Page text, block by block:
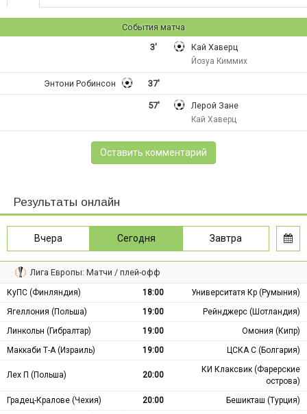
События матча
3'
Кай Хаверц
Йозуа Киммих
37'
Энтони Робинсон
57' Лерой Зане
Кай Хаверц
Оставить комментарий
Результаты онлайн
Вчера Сегодня Завтра
Лига Европы: Матчи / плей-офф
КуПС (Финляндия) 18:00
Университатя Кр (Румыния)
Ягеллония (Польша)
19:00
Рейнджерс (Шотландия)
Линкольн (Гибралтар)
19:00
Омония (Кипр)
Маккаби Т-А (Израиль)
19:00 ЦСКА С (Болгария)
Лех П (Польша) 20:00
КИ Клаксвик (Фарерские
острова)
Градец-Кралове (Чехия)
20:00
Бешикташ (Турция)